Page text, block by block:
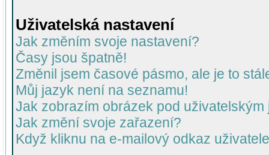
Uživatelská nastavení
Jak změním svoje nastavení?
Časy jsou špatně!
Změnil jsem časové pásmo, ale je to
Můj jazyk není na seznamu!
Jak zobrazím obrázek pod uživatelským
Jak změní svoje zařazení?
Když kliknu na e-mailový odkaz